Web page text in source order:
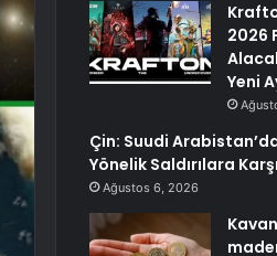
2026
Yeni
Çin: Suudi
Yönelik Saldırılara
Ağustos 6, 2026